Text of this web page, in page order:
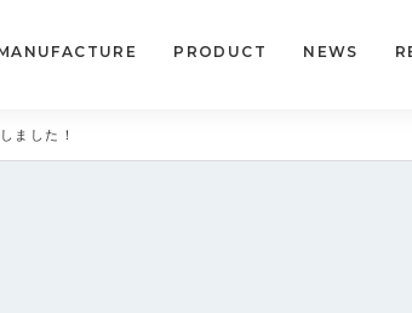
PRODUCT NEWS
ました！